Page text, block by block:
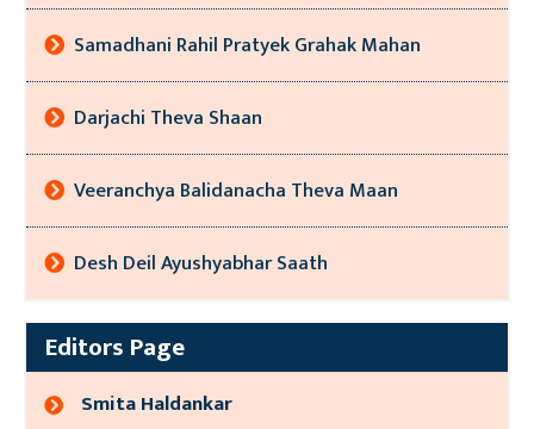
Samadhani Rahil Pratyek Grahak Mahan
Darjachi Theva Shaan
Veeranchya Balidanacha Theva Maan
Desh Deil Ayushyabhar Saath
Editors Page
Smita Haldankar